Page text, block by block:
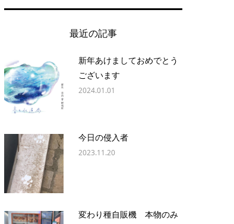
最近の記事
新年あけましておめでとう
ございます
2024.01.01
今日の侵入者
2023.11.20
変わり種自販機 本物のみ